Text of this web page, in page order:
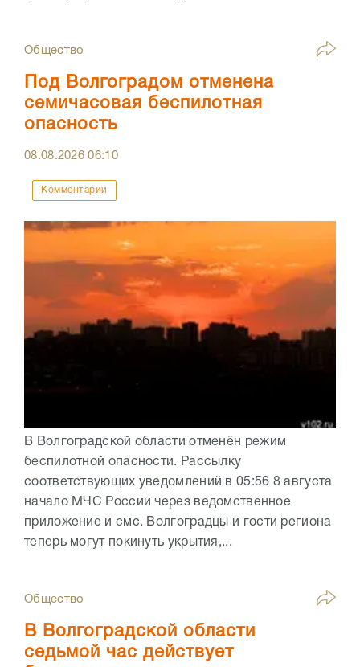
Общество
Под Волгоградом отменена
семичасовая беспилотная
опасность
08.08.202606:10
Комментарии
В Волгоградской области отменён режим
беспилотной опасности. Рассылку
соответствующих уведомлений в 05:56 8 августа
начало МЧС России через ведомственное
приложение и смс. Волгоградцы и гости региона
теперь могут покинуть укрытия,...
Общество
В Волгоградской области
седьмой час действует